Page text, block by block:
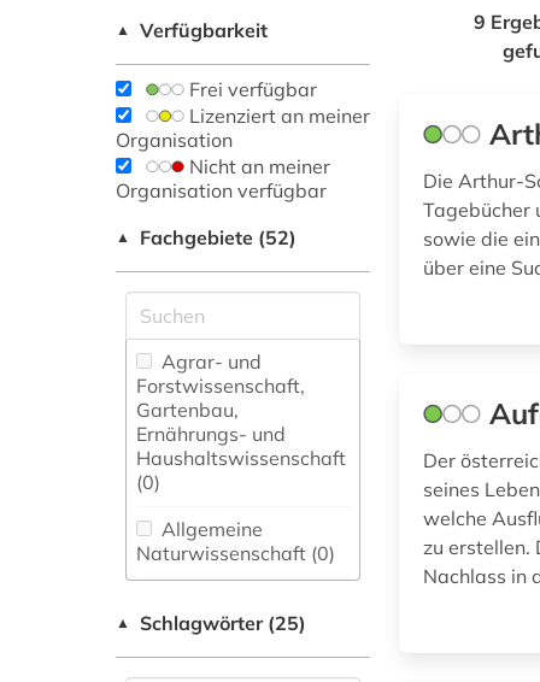
▲ Verfügbarkeit
Frei verfügbar
Lizenziert an meiner
Organisation
Nicht an meiner
Organisation verfügbar
▲ Fachgebiete (52)
Agrar- und
Forstwissenschaft,
Gartenbau,
Ernährungs- und
Haushaltswissenschaft
(0)
Allgemeine
Naturwissenschaft (0)
fachübergreifende
▲ Schlagwörter (25)
9
Die Arthur-
Tagebücher
sowie die
über eine
Der
seines
welche
zu erstellen.
Nachlass in